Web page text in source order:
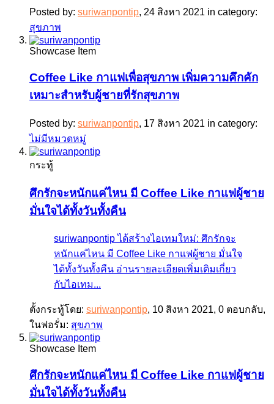
Posted by: suriwanpontip, 24 สิงหา 2021 in category:
สุขภาพ
Showcase Item
Coffee Like กาแฟเพื่อสุขภาพ เพิ่มความคึกคัก
เหมาะสำหรับผู้ชายที่รักสุขภาพ
Posted by: suriwanpontip, 17 สิงหา 2021 in category:
ไม่มีหมวดหมู่
กระทู้
ศึกรักจะหนักแค่ไหน มี Coffee Like กาแฟผู้ชาย
มั่นใจได้ทั้งวันทั้งคืน
suriwanpontip ได้สร้างไอเทมใหม่: ศึกรักจะ
หนักแค่ไหน มี Coffee Like กาแฟผู้ชาย มั่นใจ
ได้ทั้งวันทั้งคืน อ่านรายละเอียดเพิ่มเติมเกี่ยว
กับไอเทม...
ตั้งกระทู้โดย: suriwanpontip, 10 สิงหา 2021, 0 ตอบกลับ,
ในฟอรั่ม: สุขภาพ
Showcase Item
ศึกรักจะหนักแค่ไหน มี Coffee Like กาแฟผู้ชาย
มั่นใจได้ทั้งวันทั้งคืน